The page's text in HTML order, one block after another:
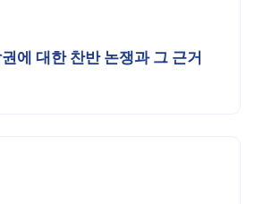
에 대한 찬반 논쟁과 그 근거